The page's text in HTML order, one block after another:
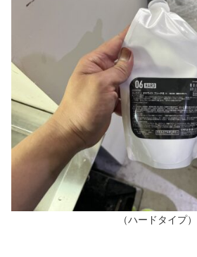
（ハードタイプ）